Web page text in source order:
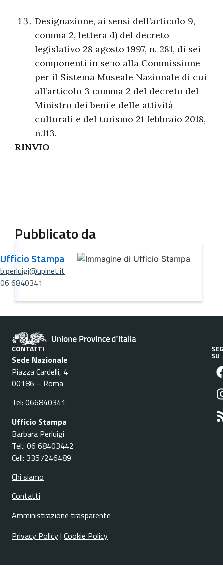
Designazione, ai sensi dell’articolo 9,
comma 2, lettera d) del decreto
legislativo 28 agosto 1997, n. 281, di sei
componenti in seno alla Commissione
per il Sistema Museale Nazionale di cui
all’articolo 3 comma 2 del decreto del
Ministro dei beni e delle attività
culturali e del turismo 21 febbraio 2018,
n.113.
RINVIO
Pubblicato da
Ufficio Stampa
b.perluigi@upinet.it
06 6840341
CONTATTI
Sede Nazionale
Piazza Cardelli, 4
00186 – Roma
Tel: 066840341
Ufficio Stampa
Barbara Perluigi
Tel.: 06 68403442
Cell: 3357246489
Chi siamo
Contatti
Amministrazione trasparente
SU
Privacy Policy| Cookie Policy